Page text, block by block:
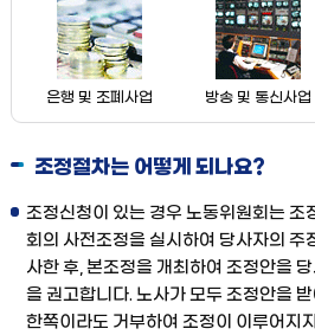
은행 및 조폐사업 방송 및 통신사업
조정절차는 어떻게 되나요?
조정신청이 있는 경우 노동위원회는
회의 사전조정을 실시하여 당사자의 주
사한 후, 본조정을 개최하여 조정안을
을 권고합니다. 노사가 모두 조정안을
한쪽이라도 거부하여 조정이 이루어지